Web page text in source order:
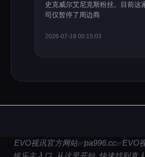
史克威尔艾尼克斯粉丝。目前这
司仅暂停了周边商
2026-07-18 00:15:03
EVO视讯官方网站✅pa996.cc✅EVO